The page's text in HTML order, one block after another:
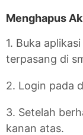
Menghapus
1. Buka
terpasang di
2. Login pada
3. Setelah
kanan atas.